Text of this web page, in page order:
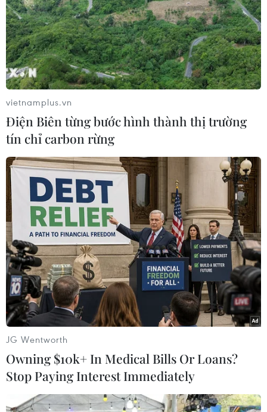
Tấn công thánh chiến tại Burkina Faso
làm 100 dân thường thiệt mạng
05/06/2021 13:50
Chính phủ Burkina Faso cho rằng những kẻ tấn công là
phần tử khủng bố nhưng hiện chưa có tổ chức nào nhận
đã thực hiện vụ tấn công trên.
vietnamplus.vn
Điện Biên từng bước hình thành thị trường
tín chỉ carbon rừng
JG Wentworth
Owning $10k+ In Medical Bills Or Loans?
Stop Paying Interest Immediately